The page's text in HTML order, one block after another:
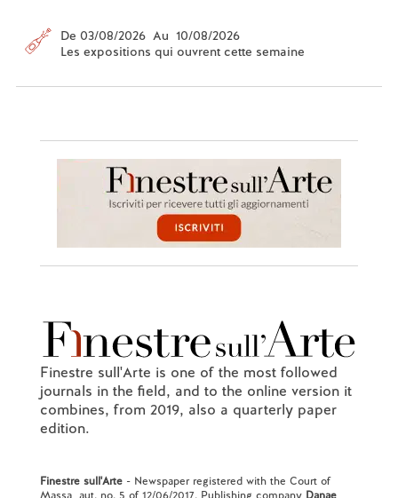
De 03/08/2026 Au 10/08/2026
Les expositions qui ouvrent cette semaine
Finestre sull'Arte is one of the most followed
journals in the field, and to the online version it
combines, from 2019, also a quarterly paper
edition.
Finestre sull'Arte- Newspaper registered with the Court of
Massa, aut. no. 5 of 12/06/2017. Publishing company Danae